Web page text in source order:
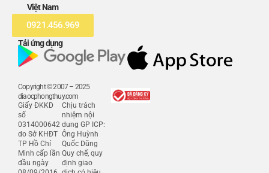
Việt Nam
0921.456.969
Tải ứng dụng
Copyright © 2007 – 2025
diaocphongthuy.com
Giấy ĐKKD
số
0314000642
do Sở KHĐT
TP Hồ Chí
Minh cấp lần
đầu ngày
Chịu trách
nhiệm nội
dung GP ICP:
Ông Huỳnh
Quốc Dũng
Quy chế, quy
định giao